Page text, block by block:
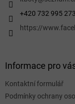
+420 732 995
https://
Informace pro
Kontaktní formulář
Podmínky ochrany